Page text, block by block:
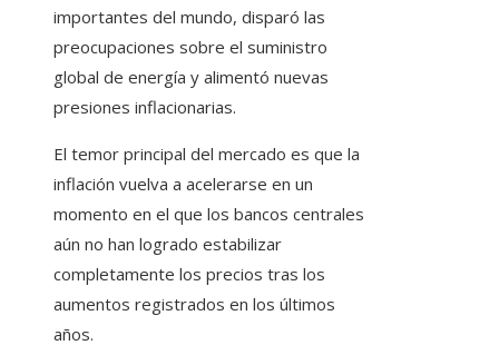
importantes del mundo, disparó las
preocupaciones sobre el suministro
global de energía y alimentó nuevas
presiones inflacionarias.
El temor principal del mercado es que la
inflación vuelva a acelerarse en un
momento en el que los bancos centrales
aún no han logrado estabilizar
completamente los precios tras los
aumentos registrados en los últimos
años.